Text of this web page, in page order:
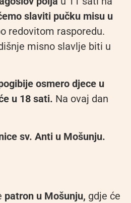
slaviti pučku misu u
redovitom rasporedu.
misno slavlje biti u
osmero djece u
u 18 sati. Na ovaj dan
sv. Anti u Mošunju.
patron u Mošunju, gdje će